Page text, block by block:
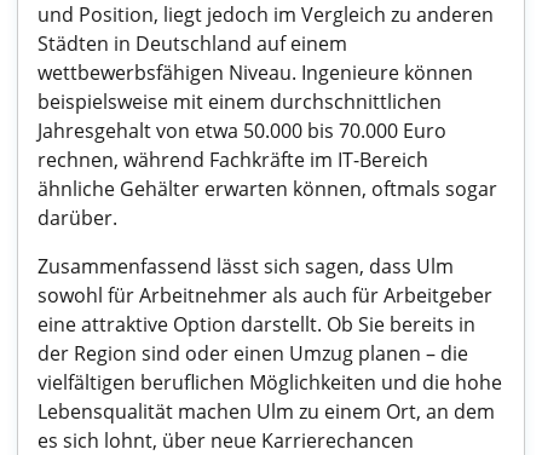
und Position, liegt jedoch im Vergleich zu anderen
Städten in Deutschland auf einem
wettbewerbsfähigen Niveau. Ingenieure können
beispielsweise mit einem durchschnittlichen
Jahresgehalt von etwa 50.000 bis 70.000 Euro
rechnen, während Fachkräfte im IT-Bereich
ähnliche Gehälter erwarten können, oftmals sogar
darüber.
Zusammenfassend lässt sich sagen, dass Ulm
sowohl für Arbeitnehmer als auch für Arbeitgeber
eine attraktive Option darstellt. Ob Sie bereits in
der Region sind oder einen Umzug planen – die
vielfältigen beruflichen Möglichkeiten und die hohe
Lebensqualität machen Ulm zu einem Ort, an dem
es sich lohnt, über neue Karrierechancen